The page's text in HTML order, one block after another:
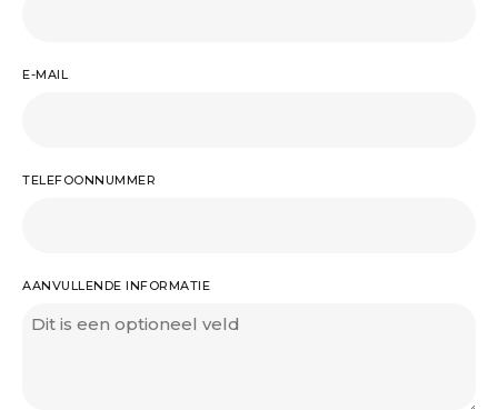
E-MAIL
TELEFOONNUMMER
AANVULLENDE INFORMATIE